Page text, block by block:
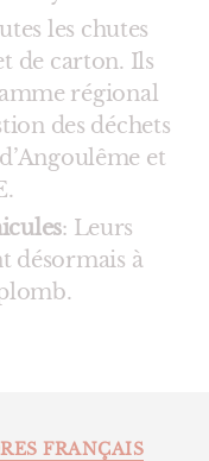
les chutes
de carton. Ils
régional
des déchets
et
: Leurs
désormais à
FRANÇAIS